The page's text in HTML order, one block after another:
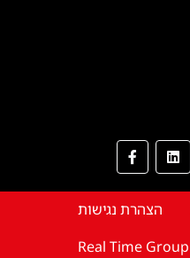
הצהרת נגישות